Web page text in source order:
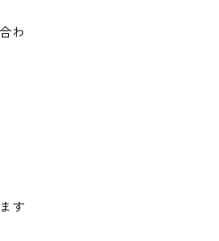
わ
す